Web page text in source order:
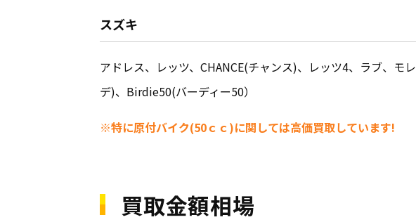
スズキ
アドレス、レッツ、CHANCE(チャンス)、レッツ4、ラブ、モレ
デ)、Birdie50(バーディー50）
※特に原付バイク(50ｃｃ)に関しては高価買取しています!
買取金額相場